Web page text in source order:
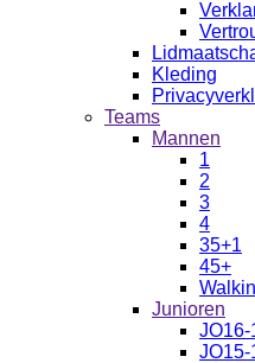
Kleding
Teams
Mannen
1
2
3
4
35+1
45+
Junioren
JO16-
JO15-